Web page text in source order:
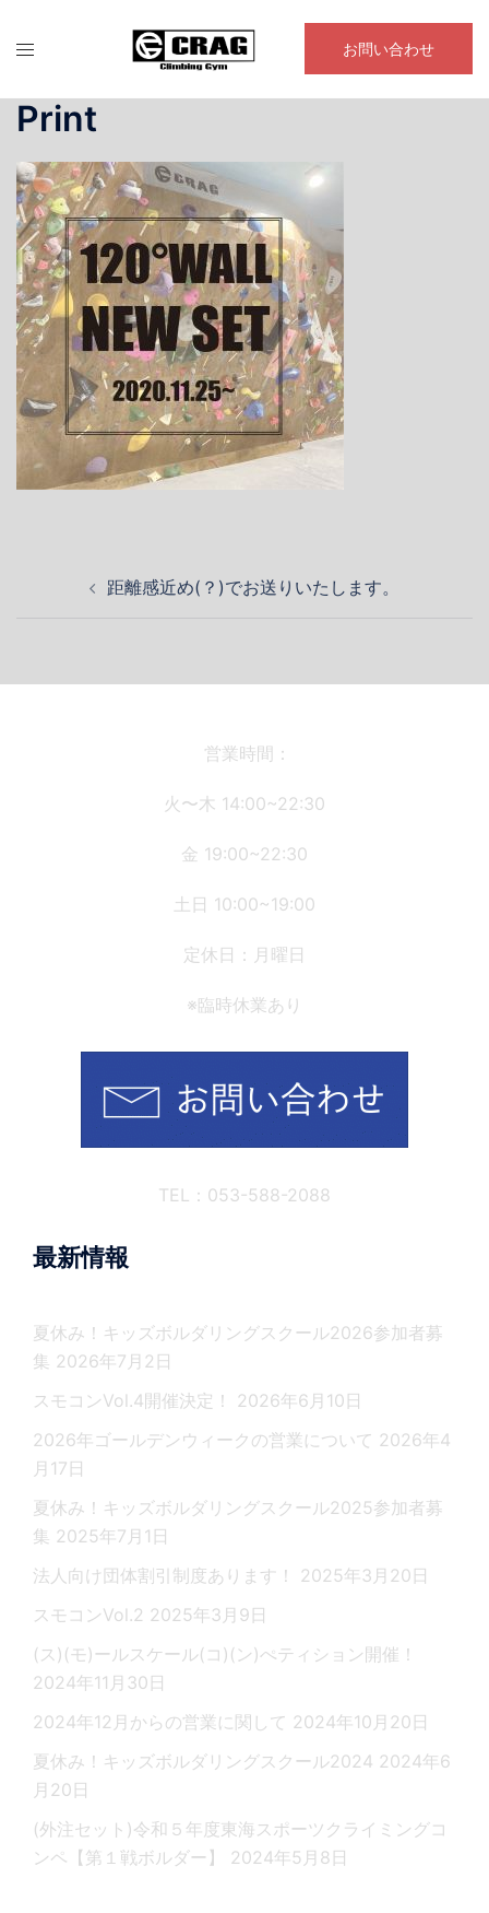
ン
お問い合わせ
Print
ゲ
距離感近め(？)でお送りいたします。
営業時間：
火〜木 14:00~22:30
金 19:00~22:30
土日 10:00~19:00
定休日：月曜日
※臨時休業あり
TEL：053-588-2088
最新情報
夏休み！キッズボルダリングスクール2026参加者募
集 2026年7月2日
スモコンVol.4開催決定！
2026年6月10日
2026年ゴールデンウィークの営業について 2026年4
月17日
夏休み！キッズボルダリングスクール2025参加者募
集 2025年7月1日
法人向け団体割引制度あります！
2025年3月20日
スモコンVol.2 2025年3月9日
(ス)(モ)ールスケール(コ)(ン)ぺティション開催！
2024年11月30日
2024年12月からの営業に関して 2024年10月20日
夏休み！キッズボルダリングスクール2024 2024年6
月20日
(外注セット)令和５年度東海スポーツクライミングコ
ンペ【第１戦ボルダー】
2024年5月8日